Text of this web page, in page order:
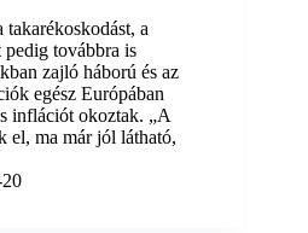
a
pedig továbbra is
zajló háború és az
egész Európában
inflációt okoztak. „A
el, ma már jól látható,